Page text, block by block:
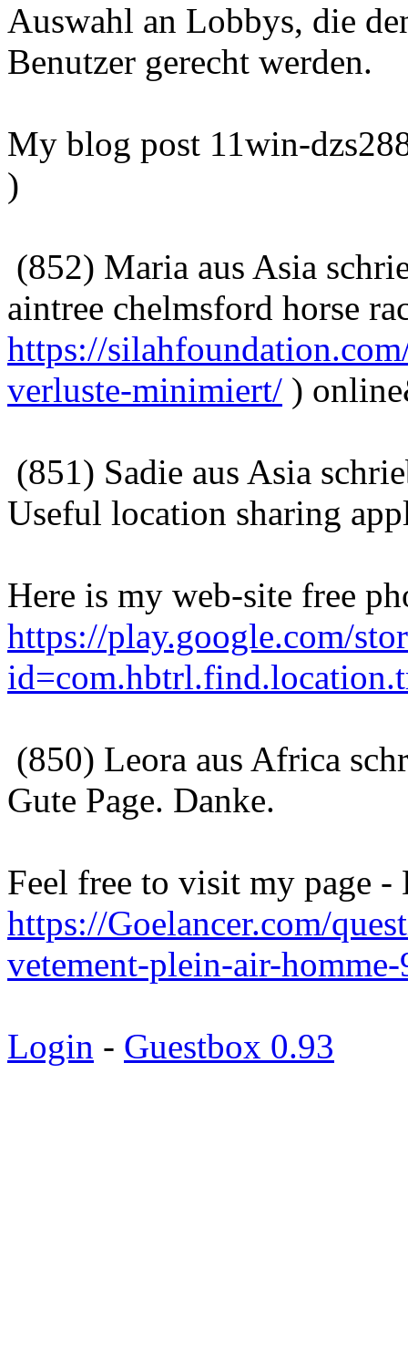
Auswahl an Lobbys, die
Benutzer gerecht werden.
My blog post 11win-
)
(852) Maria aus Asia
aintree chelmsford horse
https://
verluste-minimiert/ )
(851) Sadie aus Asia
Useful location sharing
Here is my web-site free
https://play.google.com/
(850) Leora aus Africa
Gute Page. Danke.
Feel free to visit my page
https://Goelancer.com/
vetement-plein-air-homme-
Login - Guestbox 0.93